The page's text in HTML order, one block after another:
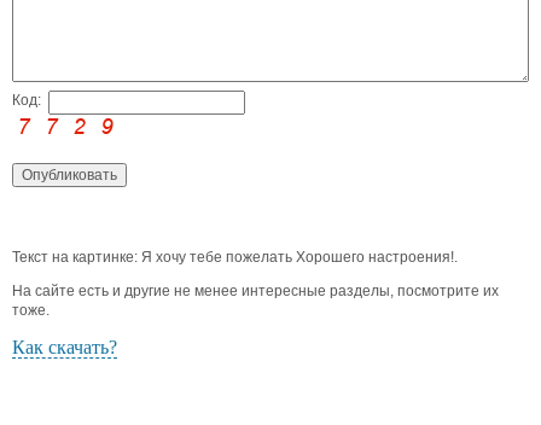
Код:
Текст на картинке: Я хочу тебе пожелать Хорошего настроения!.
На сайте есть и другие не менее интересные разделы, посмотрите их
тоже.
Как скачать?